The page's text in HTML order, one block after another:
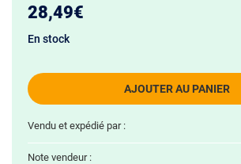
28,49€
AJOUTER AU PANIER
En stock
Vendu et expédié par :
Note vendeur :